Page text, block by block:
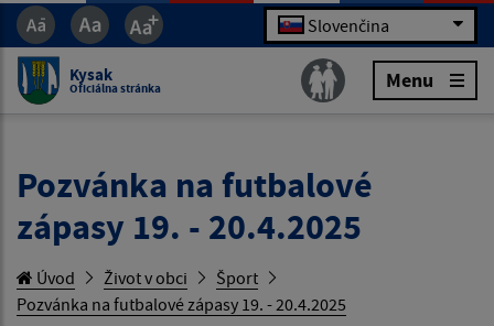
Slovenčina
Kysak
Oficiálna stránka Menu
Pozvánka na futbalové
zápasy 19. - 20.4.2025
Úvod Život v obci
Šport
Pozvánka na futbalové zápasy 19. - 20.4.2025